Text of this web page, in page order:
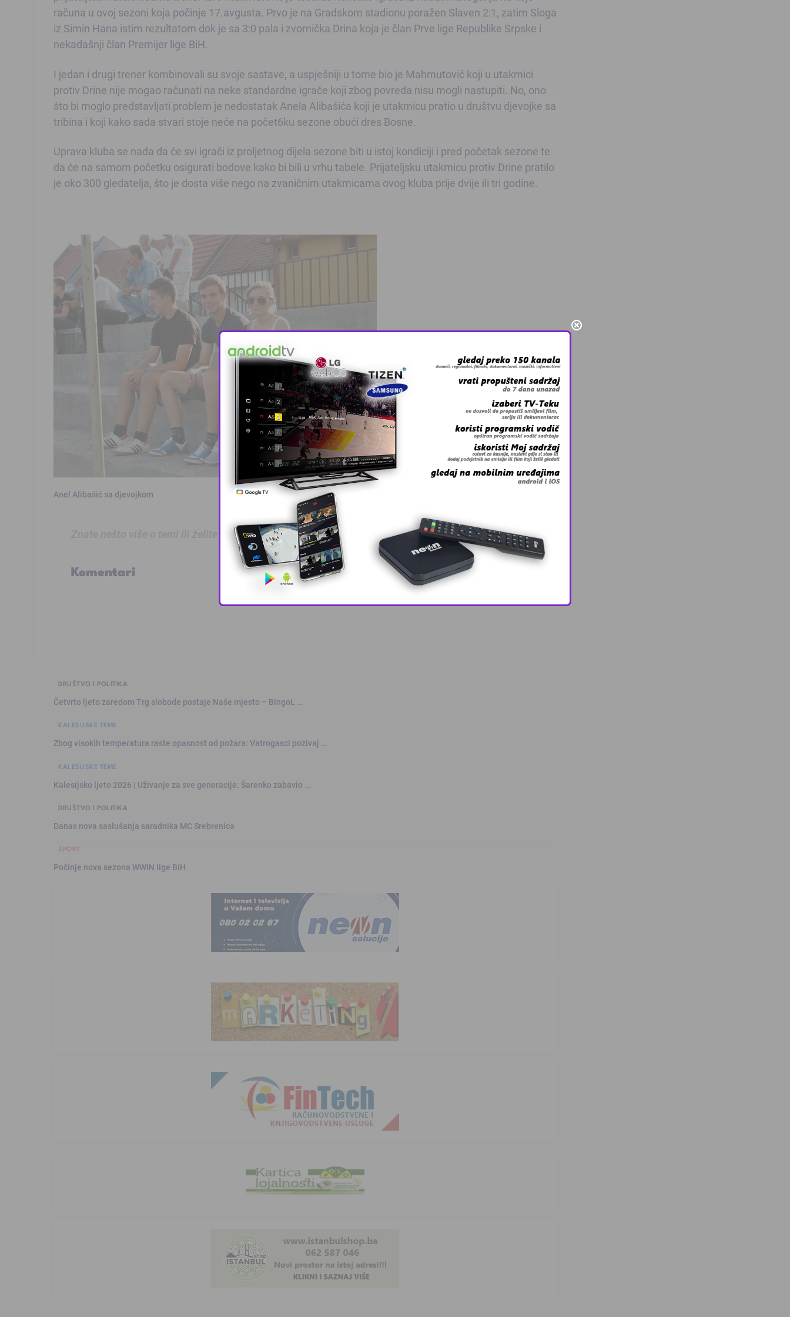
računa u ovoj sezoni koja počinje 17.avgusta. Prvo je na Gradskom stadionu poražen Slaven 2:1, zatim Sloga
iz Simin Hana istim rezultatom dok je sa 3:0 pala i zvornička Drina koja je član Prve lige Republike Srpske i
nekadašnji član Premijer lige BiH.
I jedan i drugi trener kombinovali su svoje sastave, a uspješniji u tome bio je Mahmutović koji u utakmici
protiv Drine nije mogao računati na neke standardne igrače koji zbog povreda nisu mogli nastupiti. No, ono
što bi moglo predstavljati problem je nedostatak Anela Alibašića koji je utakmicu pratio u društvu djevojke sa
tribina i koji kako sada stvari stoje neće na počet6ku sezone obući dres Bosne.
Uprava kluba se nada da će svi igrači iz proljetnog dijela sezone biti u istoj kondiciji i pred početak sezone te
da će na samom početku osigurati bodove kako bi bili u vrhu tabele. Prijateljsku utakmicu protiv Drine pratilo
je oko 300 gledatelja, što je dosta više nego na zvaničnim utakmicama ovog kluba prije dvije ili tri godine.
Anel Alibašić sa djevojkom
Znate nešto više o temi ili želite prijaviti grešku u tekstu?
Komentari
DRUŠTVO I POLITIKA
Četvrto ljeto zaredom Trg slobode postaje Naše mjesto – BingoL …
KALESIJSKE TEME
Zbog visokih temperatura raste opasnost od požara: Vatrogasci pozivaj …
KALESIJSKE TEME
Kalesijsko ljeto 2026 | Uživanje za sve generacije: Šarenko zabavio …
DRUŠTVO I POLITIKA
Danas nova saslušanja saradnika MC Srebrenica
SPORT
Počinje nova sezona WWIN lige BiH